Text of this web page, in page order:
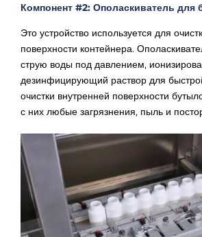
Компонент #2: Ополаскиватель для
Это устройство используется для
поверхности контейнера.
струю воды под давлением,
дезинфицирующий раствор для
очистки внутренней поверхности
с них любые загрязнения, пыль и